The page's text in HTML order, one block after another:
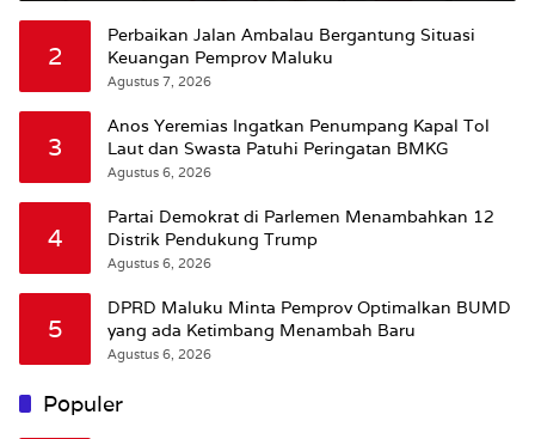
2
Perbaikan Jalan Ambalau Bergantung Situasi
Keuangan Pemprov Maluku
Agustus 7, 2026
3
Anos Yeremias Ingatkan Penumpang Kapal Tol
Laut dan Swasta Patuhi Peringatan BMKG
Agustus 6, 2026
4
Partai Demokrat di Parlemen Menambahkan 12
Distrik Pendukung Trump
Agustus 6, 2026
5
DPRD Maluku Minta Pemprov Optimalkan BUMD
yang ada Ketimbang Menambah Baru
Agustus 6, 2026
Populer